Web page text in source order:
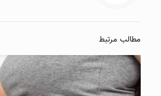
مطالب مرتبط